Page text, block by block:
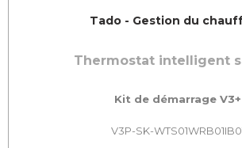
Tado - Gestion du
Thermostat intelligent
Kit de démarrage V3+
V3P-SK-